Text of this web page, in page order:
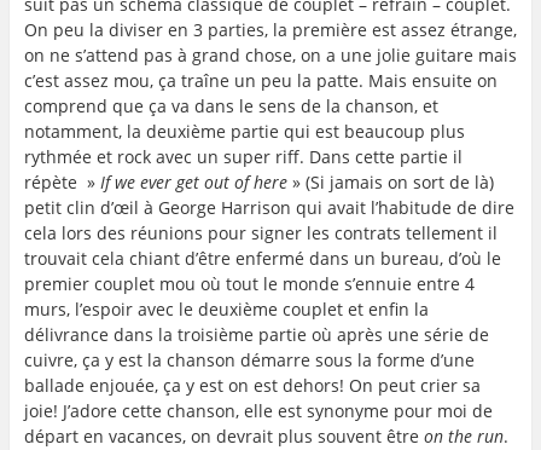
suit pas un schéma classique de couplet – refrain – couplet.
On peu la diviser en 3 parties, la première est assez étrange,
on ne s’attend pas à grand chose, on a une jolie guitare mais
c’est assez mou, ça traîne un peu la patte. Mais ensuite on
comprend que ça va dans le sens de la chanson, et
notamment, la deuxième partie qui est beaucoup plus
rythmée et rock avec un super riff. Dans cette partie il
répète » If we ever get out of here» (Si jamais on sort de là)
petit clin d’œil à George Harrison qui avait l’habitude de dire
cela lors des réunions pour signer les contrats tellement il
trouvait cela chiant d’être enfermé dans un bureau, d’où le
premier couplet mou où tout le monde s’ennuie entre 4
murs, l’espoir avec le deuxième couplet et enfin la
délivrance dans la troisième partie où après une série de
cuivre, ça y est la chanson démarre sous la forme d’une
ballade enjouée, ça y est on est dehors! On peut crier sa
joie! J’adore cette chanson, elle est synonyme pour moi de
départ en vacances, on devrait plus souvent être on the run.